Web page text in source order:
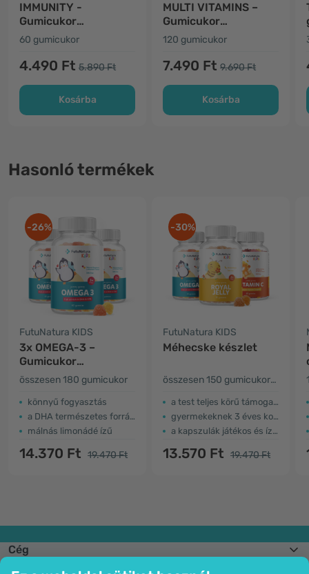
IMMUNITY -
Gumicukor
gyerekeknek az
immunrendszer
számára
60 gumicukor
4.490 Ft 5.890 Ft
Kosárba
MULTI VITAMINS –
Gumicukor
gyerekeknek
multivitaminnal
120 gumicukor
7.490 Ft 9.690 Ft
Kosárba
Hasonló termékek
-26%
FutuNatura KIDS
3x OMEGA-3 –
Gumicukor
gyerekeknek
összesen 180 gumicukor
könnyű fogyasztás
a DHA természetes forrása
málnás limonádé ízű
14.370 Ft 19.470 Ft
-30%
FutuNatura KIDS
Méhecske készlet
összesen 150 gumicukorka
a test teljes körű támogatása
gyermekeknek 3 éves kortól
a kapszulák játékos és ízletes alternatívája
13.570 Ft 19.470 Ft
Cég